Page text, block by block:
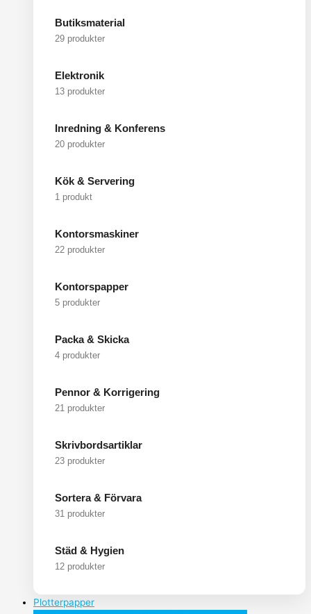
Butiksmaterial
29 produkter
Elektronik
13 produkter
Inredning & Konferens
20 produkter
Kök & Servering
1 produkt
Kontorsmaskiner
22 produkter
Kontorspapper
5 produkter
Packa & Skicka
4 produkter
Pennor & Korrigering
21 produkter
Skrivbordsartiklar
23 produkter
Sortera & Förvara
31 produkter
Städ & Hygien
12 produkter
Plotterpapper